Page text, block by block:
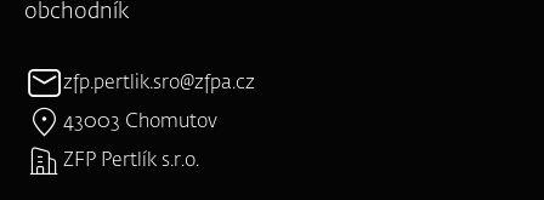
obchodník
zfp.pertlik.sro@zfpa.cz
43003 Chomutov
ZFP Pertlík s.r.o.